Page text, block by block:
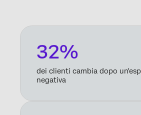
32%
dei clienti cambia dopo
negativa